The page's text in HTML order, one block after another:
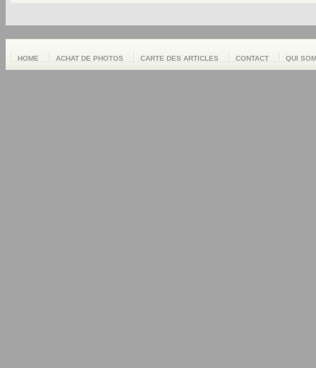
HOME ACHAT DE PHOTOS CARTE DES ARTICLES CONTACT QUI